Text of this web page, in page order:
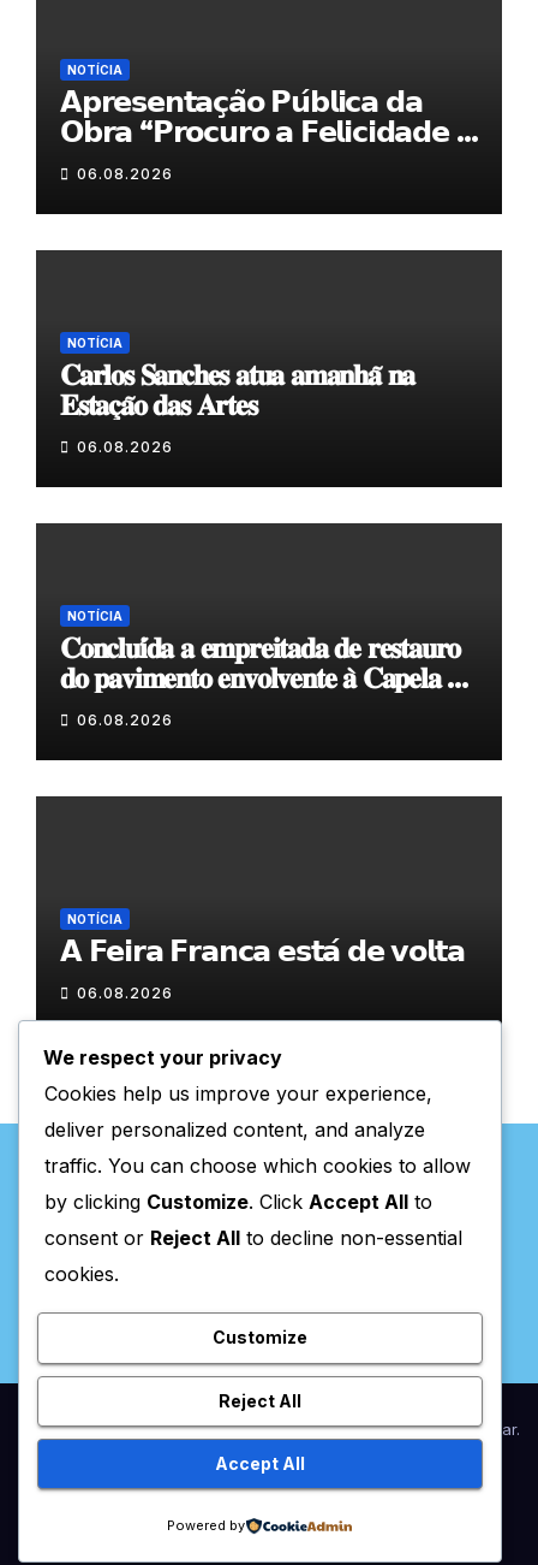
NOTÍCIA
𝗔𝗽𝗿𝗲𝘀𝗲𝗻𝘁𝗮𝗰̧𝗮̃𝗼 𝗣𝘂́𝗯𝗹𝗶𝗰𝗮 𝗱𝗮
𝗢𝗯𝗿𝗮 “𝗣𝗿𝗼𝗰𝘂𝗿𝗼 𝗮 𝗙𝗲𝗹𝗶𝗰𝗶𝗱𝗮𝗱𝗲 𝗲
𝗲𝗹𝗮 𝗺𝗼𝗿𝗮 𝗰𝗼𝗺𝗶𝗴𝗼”
06.08.2026
NOTÍCIA
𝐂𝐚𝐫𝐥𝐨𝐬 𝐒𝐚𝐧𝐜𝐡𝐞𝐬 𝐚𝐭𝐮𝐚 𝐚𝐦𝐚𝐧𝐡𝐚̃ 𝐧𝐚
𝐄𝐬𝐭𝐚𝐜̧𝐚̃𝐨 𝐝𝐚𝐬 𝐀𝐫𝐭𝐞𝐬
06.08.2026
NOTÍCIA
𝐂𝐨𝐧𝐜𝐥𝐮𝐢́𝐝𝐚 𝐚 𝐞𝐦𝐩𝐫𝐞𝐢𝐭𝐚𝐝𝐚 𝐝𝐞 𝐫𝐞𝐬𝐭𝐚𝐮𝐫𝐨
𝐝𝐨 𝐩𝐚𝐯𝐢𝐦𝐞𝐧𝐭𝐨 𝐞𝐧𝐯𝐨𝐥𝐯𝐞𝐧𝐭𝐞 𝐚̀ 𝐂𝐚𝐩𝐞𝐥𝐚 𝐝𝐞
𝐂𝐨𝐯𝐚𝐬
06.08.2026
NOTÍCIA
𝗔 𝗙𝗲𝗶𝗿𝗮 𝗙𝗿𝗮𝗻𝗰𝗮 𝗲𝘀𝘁𝗮́ 𝗱𝗲 𝘃𝗼𝗹𝘁𝗮
06.08.2026
Valpaços Online
Proudly powered by WordPress|Theme:NewsupbyThemeansar.
HomeAnunciar / AssinaturasEstatuto EditorialFicha Técnica
Política de privacidadeUtilidades
We respect your privacy
Cookies help us improve your experience,
deliver personalized content, and analyze
traffic. You can choose which cookies to allow
by clicking Customize. Click Accept All to
consent or Reject All to decline non-essential
cookies.
Customize
Reject All
Accept All
Powered by